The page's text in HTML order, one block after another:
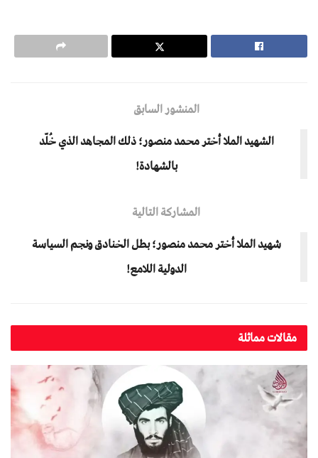
المنشور السابق
الشهيد الملا أختر محمد منصور؛ ذلك المجاهد الذي خُلّد
بالشهادة!
المشاركة التالية
شهيد الملا أختر محمد منصور؛ بطل الخنادق ونجم السياسة
الدولية اللامع!
مقالات مماثلة